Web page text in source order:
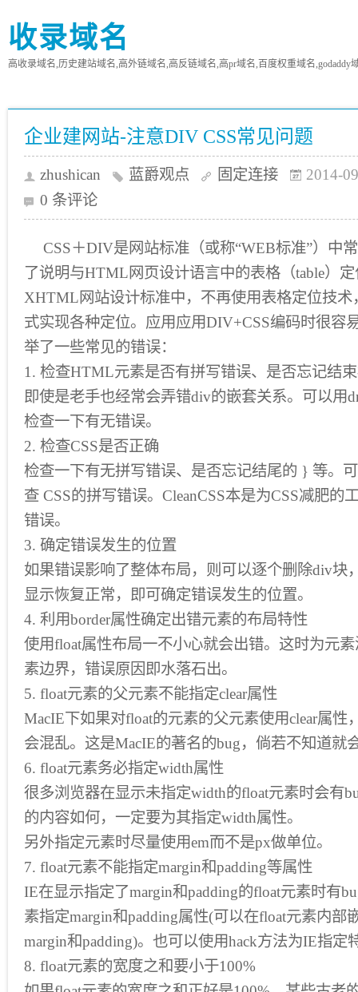
收录域名
高收录域名,历史建站域名,高外链域名,高反链域名,高pr域名,百度权重域名,godaddy
企业建网站-注意DIV CSS常见问题
zhushican 蓝爵观点 固定连接
2014-
0 条评论
CSS＋DIV是网站标准（或称“WEB标准”）中
了说明与HTML网页设计语言中的表格（table）
XHTML网站设计标准中，不再使用表格定位技术
式实现各种定位。应用应用DIV+CSS编码时很容
举了一些常见的错误：
1. 检查HTML元素是否有拼写错误、是否忘记结
即使是老手也经常会弄错div的嵌套关系。可以用
检查一下有无错误。
2. 检查CSS是否正确
检查一下有无拼写错误、是否忘记结尾的 } 等。
查 CSS的拼写错误。CleanCSS本是为CSS减肥的
错误。
3. 确定错误发生的位置
如果错误影响了整体布局，则可以逐个删除div块
显示恢复正常，即可确定错误发生的位置。
4. 利用border属性确定出错元素的布局特性
使用float属性布局一不小心就会出错。这时为元
素边界，错误原因即水落石出。
5. float元素的父元素不能指定clear属性
MacIE下如果对float的元素的父元素使用clear属性
会混乱。这是MacIE的著名的bug，倘若不知道就
6. float元素务必指定width属性
很多浏览器在显示未指定width的float元素时会有
的内容如何，一定要为其指定width属性。
另外指定元素时尽量使用em而不是px做单位。
7. float元素不能指定margin和padding等属性
IE在显示指定了margin和padding的float元素时有
素指定margin和padding属性(可以在float元素内部
margin和padding)。也可以使用hack方法为IE指定
8. float元素的宽度之和要小于100%